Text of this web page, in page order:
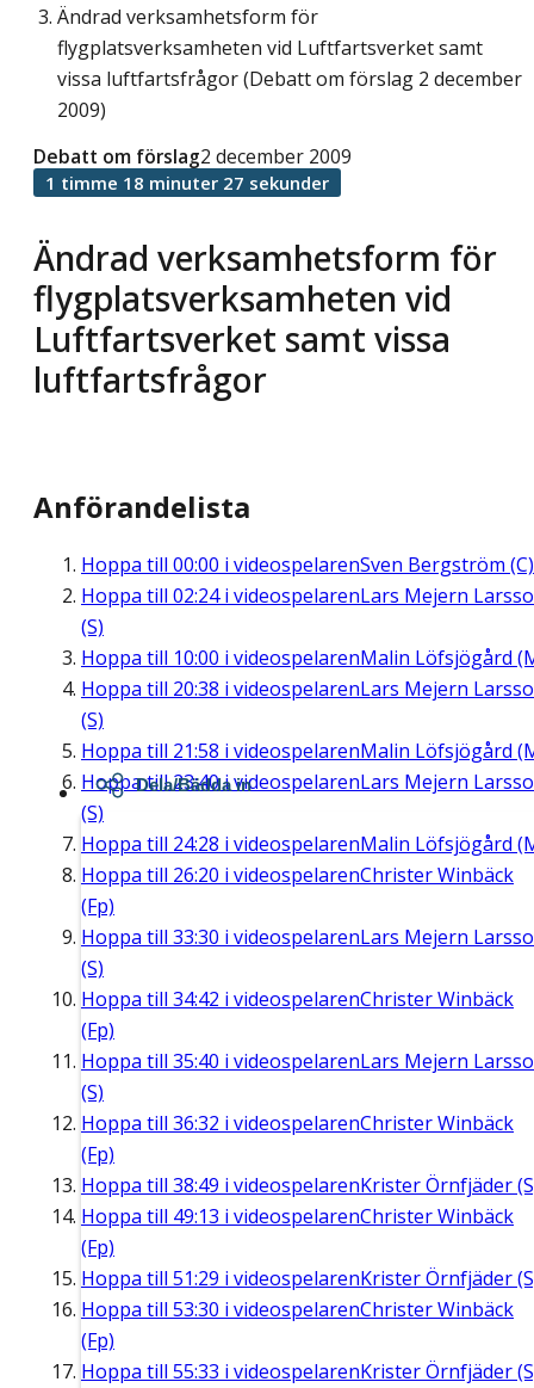
Ändrad verksamhetsform för
flygplatsverksamheten vid Luftfartsverket samt
vissa luftfartsfrågor (Debatt om förslag 2 december
2009)
Ändrad verksamhetsform för
flygplatsverksamheten vid
Luftfartsverket samt vissa
luftfartsfrågor
Debatt om förslag2 december 2009
1 timme 18 minuter 27 sekunder
Anförandelista
Hoppa till 00:00 i videospelarenSven Bergström (C)
Hoppa till 02:24i videospelarenLars Mejern
(S)
Hoppa till 10:00 i videospelarenMalin Löfsjögård
Hoppa till 20:38 i videospelarenLars Mejern
(S)
Hoppa till 21:58 i videospelarenMalin Löfsjögård
Hoppa till23:40i videospelarenLars Mejern
(S)
Hoppa till 24:28 i videospelarenMalin Löfsjögård
Hoppa till 26:20 i videospelarenChrister Winbäck
(Fp)
Hoppa till 33:30 i videospelarenLars Mejern
(S)
Hoppa till 34:42 i videospelarenChrister Winbäck
(Fp)
Hoppa till 35:40 i videospelarenLars Mejern
(S)
Hoppa till 36:32 i videospelarenChrister Winbäck
(Fp)
Hoppa till 38:49 i videospelarenKrister Örnfjäder
Hoppa till 49:13 i videospelarenChrister Winbäck
(Fp)
Hoppa till 51:29 i videospelarenKrister Örnfjäder
Hoppa till 53:30 i videospelarenChrister Winbäck
(Fp)
Hoppa till 55:33 i videospelarenKrister Örnfjäder
Dela/Bädda in